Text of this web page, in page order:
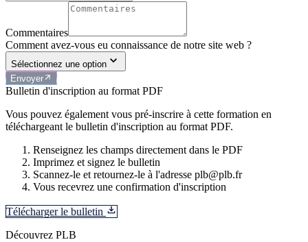
Commentaires
Comment avez-vous eu connaissance de notre site web ?
Sélectionnez une option
Envoyer
Bulletin d'inscription au format PDF
Vous pouvez également vous pré-inscrire à cette formation en
téléchargeant le bulletin d'inscription au format PDF.
Renseignez les champs directement dans le PDF
Imprimez et signez le bulletin
Scannez-le et retournez-le à l'adresse plb@plb.fr
Vous recevrez une confirmation d'inscription
Télécharger le bulletin
Découvrez PLB